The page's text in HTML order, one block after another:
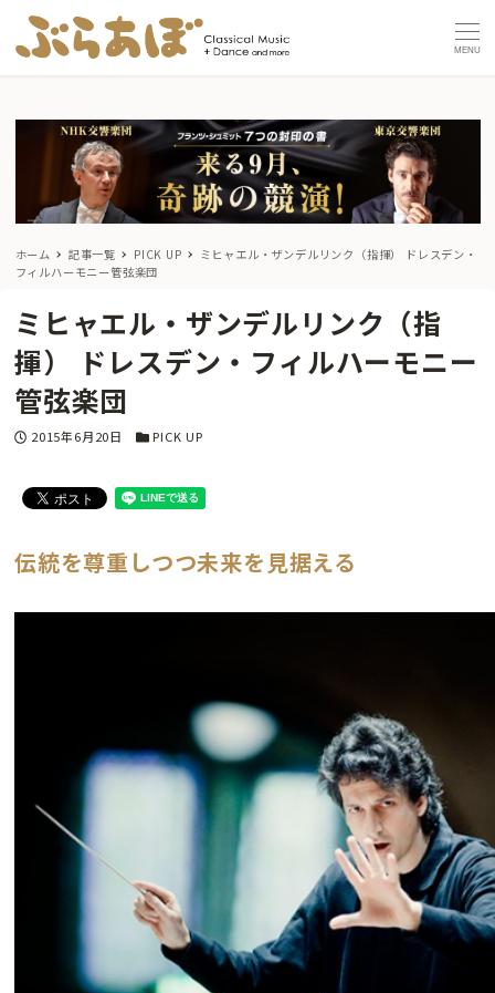
MENU
ホーム 記事一覧 PICK UP
ミヒャエル・ザンデルリンク（指揮） ドレスデン・
フィルハーモニー管弦楽団
ミヒャエル・ザンデルリンク（指
揮） ドレスデン・フィルハーモニー
管弦楽団
投稿日
2015年6月20日 カテゴリー
PICK UP
伝統を尊重しつつ未来を見据える